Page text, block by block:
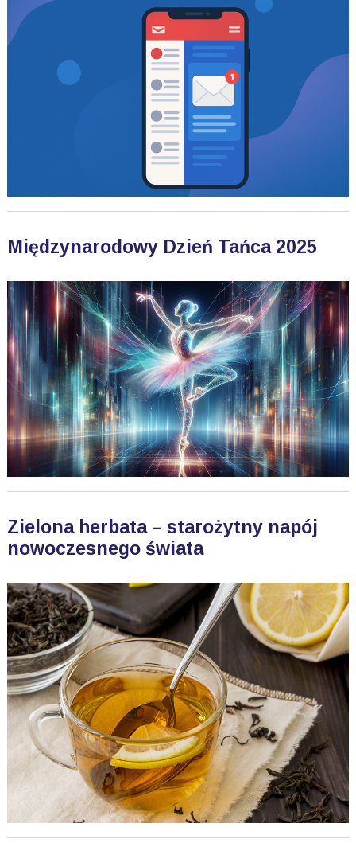
Międzynarodowy Dzień Tańca 2025
Zielona herbata – starożytny napój
nowoczesnego świata